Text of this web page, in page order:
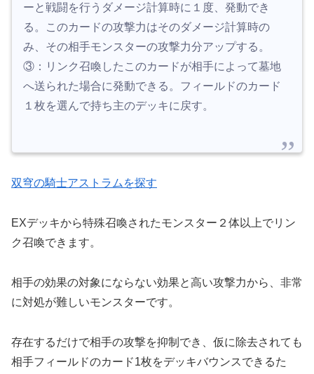
ーと戦闘を行うダメージ計算時に１度、発動でき
る。このカードの攻撃力はそのダメージ計算時の
み、その相手モンスターの攻撃力分アップする。
③：リンク召喚したこのカードが相手によって墓地
へ送られた場合に発動できる。フィールドのカード
１枚を選んで持ち主のデッキに戻す。
双穹の騎士アストラムを探す
EXデッキから特殊召喚されたモンスター２体以上でリン
ク召喚できます。
相手の効果の対象にならない効果と高い攻撃力から、非常
に対処が難しいモンスターです。
存在するだけで相手の攻撃を抑制でき、仮に除去されても
相手フィールドのカード1枚をデッキバウンスできるた